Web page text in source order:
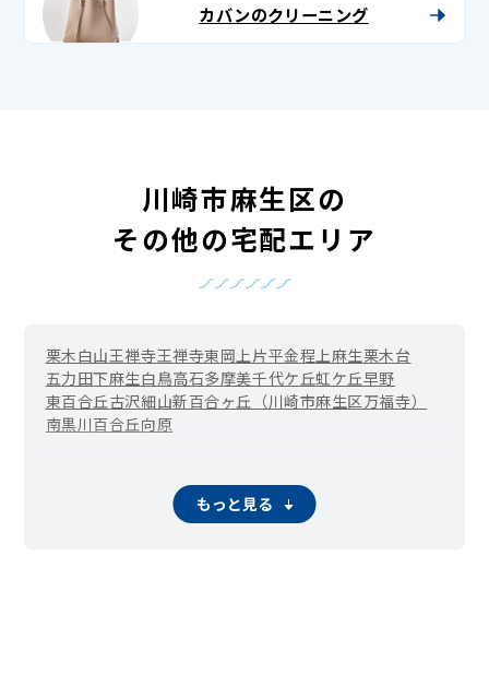
カバンのクリーニング
川崎市麻生区の
その他の宅配エリア
栗木白山王禅寺王禅寺東岡上片平金程 上麻生栗木台
五力田下麻生白鳥高石多摩美千代ケ丘虹ケ丘早野
東百合丘古沢細山新百合ヶ丘（川崎市麻生区万福寺）
南黒川百合丘向原
もっと見る